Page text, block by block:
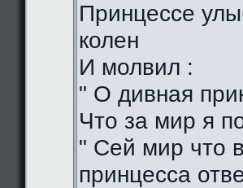
Принцессе
колен
И молвил :
" О дивная
Что за мир я
" Сей мир что
принцесса